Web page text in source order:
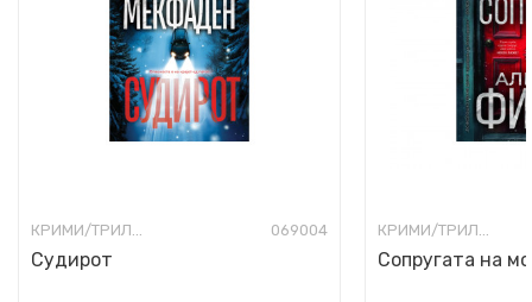
КРИМИ/ТРИЛЕР 069004
Судирот
КРИМИ/ТРИЛЕР
Сопругата на